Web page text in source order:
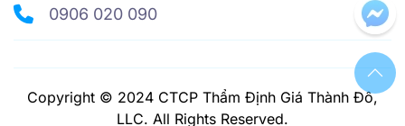
0906 020 090
Copyright © 2024 CTCP Thẩm Định Giá Thành Đô,
LLC. All Rights Reserved.